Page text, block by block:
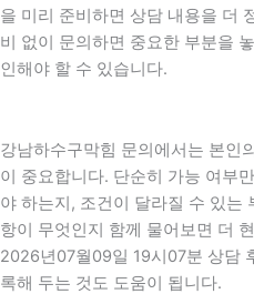
을 미리 준비하면 상담 내용을 더
비 없이 문의하면 중요한 부분을
인해야 할 수 있습니다.
강남하수구막힘 문의에서는 본인
이 중요합니다. 단순히 가능 여부
야 하는지, 조건이 달라질 수 있는
항이 무엇인지 함께 물어보면 더
2026년07월09일 19시07분 상담
록해 두는 것도 도움이 됩니다.